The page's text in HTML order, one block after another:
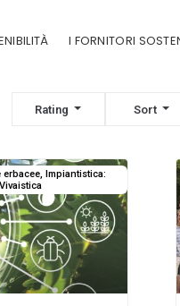
I FORNITORI
Rating Sort
Impiantistica: